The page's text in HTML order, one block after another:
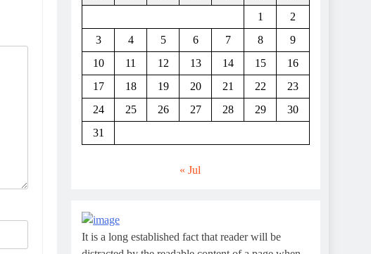
1
2
3
4 5 6 7 8
9
10
11 12 13 14 15
16
17
18 19 20 21 22
23
24
25 26 27 28 29
30
31
« Jul
It is a long established fact that reader will be